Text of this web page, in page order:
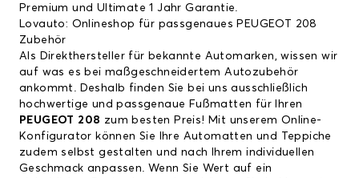
Premium und Ultimate 1 Jahr Garantie.
Lovauto: Onlineshop für passgenaues PEUGEOT 208
Zubehör
Als Direkthersteller für bekannte Automarken, wissen wir
auf was es bei maßgeschneidertem Autozubehör
ankommt. Deshalb finden Sie bei uns ausschließlich
hochwertige und passgenaue Fußmatten für Ihren
PEUGEOT 208 zum besten Preis! Mit unserem Online-
Konfigurator können Sie Ihre Automatten und Teppiche
zudem selbst gestalten und nach Ihrem individuellen
Geschmack anpassen. Wenn Sie Wert auf ein